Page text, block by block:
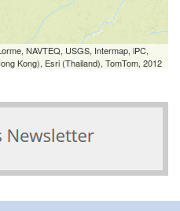
NAVTEQ, USGS, Intermap, iPC,
Kong), Esri (Thailand), TomTom, 2012